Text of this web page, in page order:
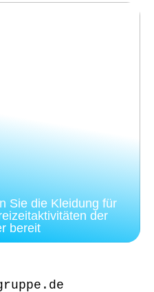
Sie die Kleidung für
der
bereit